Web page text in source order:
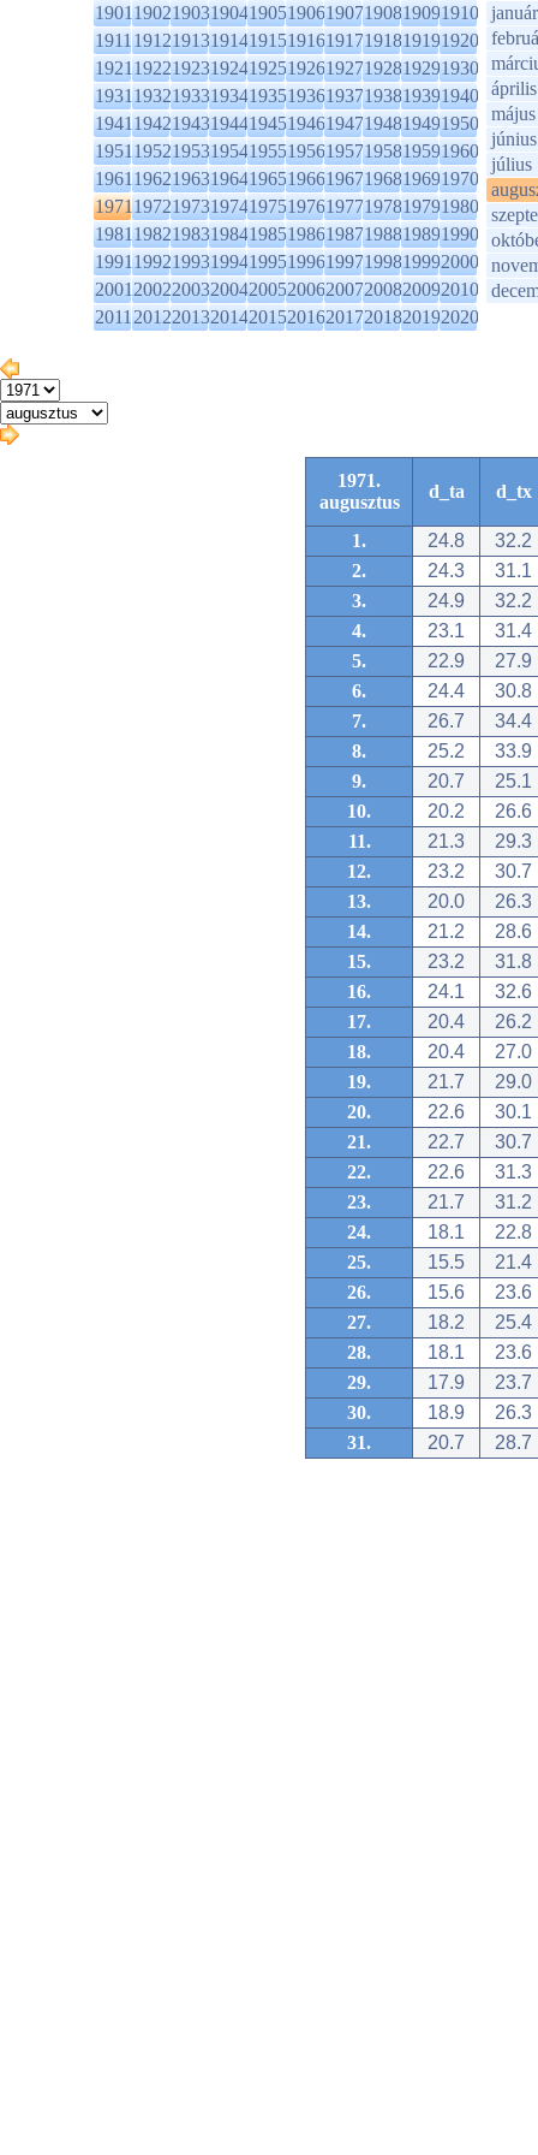
1901190219031904190519061907190819091910
1911191219131914191519161917191819191920
1921192219231924192519261927192819291930
1931193219331934193519361937193819391940
1941194219431944194519461947194819491950
1951195219531954195519561957195819591960
1961196219631964196519661967196819691970
1971197219731974197519761977197819791980
1981198219831984198519861987198819891990
1991199219931994199519961997199819992000
2001200220032004200520062007200820092010
2011201220132014201520162017201820192020
január
április
május
június
július
1971.
augusztus
d_ta d_tx
1. 24.8
32.2
2.
24.3
31.1
3.
24.9
32.2
4.
23.1
31.4
5.
22.9
27.9
6.
24.4
30.8
7.
26.7
34.4
8.
25.2
33.9
9.
20.7
25.1
10.
20.2
26.6
11.
21.3
29.3
12.
23.2
30.7
13.
20.0
26.3
14.
21.2
28.6
15.
23.2
31.8
16.
24.1
32.6
17.
20.4
26.2
18.
20.4
27.0
19.
21.7
29.0
20.
22.6
30.1
21.
22.7
30.7
22.
22.6
31.3
23.
21.7
31.2
24.
18.1
22.8
25.
15.5
21.4
26.
15.6
23.6
27.
18.2
25.4
28.
18.1
23.6
29.
17.9
23.7
30.
18.9
26.3
31.
20.7 28.7